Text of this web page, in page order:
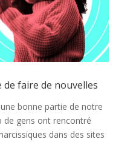
de faire de nouvelles
bonne partie de notre
de gens ont rencontré
dans des sites